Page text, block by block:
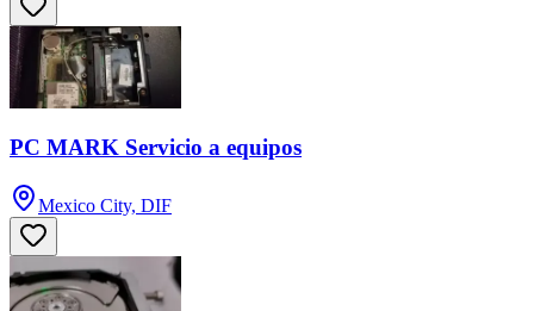
PC MARK Servicio a equipos
Mexico City, DIF